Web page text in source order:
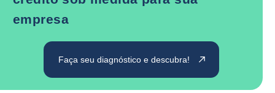
empresa
Faça seu diagnóstico e descubra!